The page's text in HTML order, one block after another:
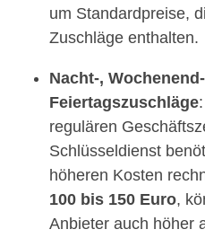
um Standardpreise,
Zuschläge enthalten.
Nacht-,
Feiertagszuschläge
regulären
Schlüsseldienst
höheren Kosten
100 bis 150 Euro,
Anbieter auch höher